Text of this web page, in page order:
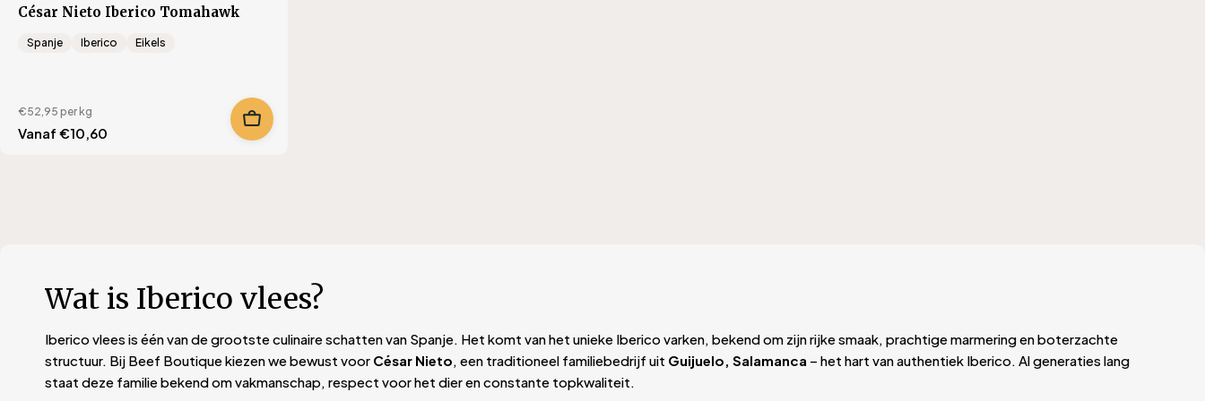
César Nieto Iberico Tomahawk
Spanje Iberico Eikels
€52,95 per kg
Translation
Vanaf €10,60
Wat is Iberico vlees?
Iberico vlees is één van de grootste culinaire schatten van Spanje. Het komt van het unieke Iberico varken, bekend om zijn rijke smaak, prachtige marmering en boterzachte
structuur. Bij Beef Boutique kiezen we bewust voor César Nieto, een traditioneel familiebedrijf uit Guijuelo, Salamanca – het hart van authentiek Iberico. Al generaties lang
staat deze familie bekend om vakmanschap, respect voor het dier en constante topkwaliteit.